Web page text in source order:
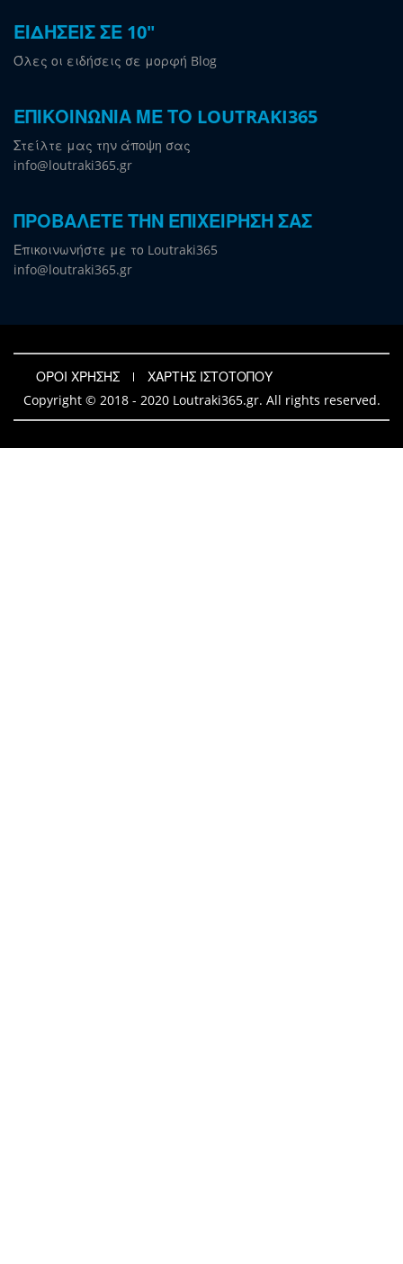
ΕΙΔΗΣΕΙΣ ΣΕ 10"
Όλες οι ειδήσεις σε μορφή Blog
ΕΠΙΚΟΙΝΩΝΙΑ ΜΕ ΤΟ LOUTRAKI365
Στείλτε μας την άποψη σας
info@loutraki365.gr
ΠΡΟΒΑΛΕΤΕ ΤΗΝ ΕΠΙΧΕΙΡΗΣΗ ΣΑΣ
Επικοινωνήστε με το Loutraki365
info@loutraki365.gr
ΟΡΟΙ ΧΡΗΣΗΣ
ΧΑΡΤΗΣ ΙΣΤΟΤΟΠΟΥ
Copyright © 2018 - 2020 Loutraki365.gr. All rights reserved.